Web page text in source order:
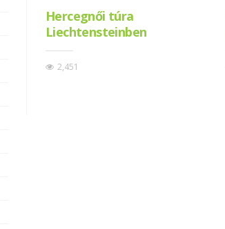
Hercegnői túra
Liechtensteinben
2,451